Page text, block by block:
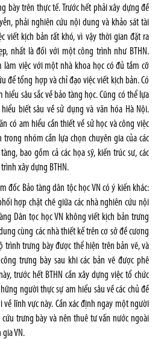
bày trên thực tế. Trước hết phải xây dựng đề
phải nghiên cứu nội dung và khảo sát tài
viết kịch bản rất khó, vì vậy thời gian đặt ra
nhất là đối với một công trình như BTHN.
việc với một nhà khoa học có đủ tầm cỡ
để tổng hợp và chỉ đạo việc viết kịch bản. Có
sâu sắc về bảo tàng học. Cũng có thể lựa
biết sâu về sử dụng và văn hóa Hà Nội.
có am hiểu cần thiết về sử học và công việc
nhóm cần lựa chọn chuyên gia của các
bao gồm cả các họa sỹ, kiến trúc sư, các
xây dựng BTHN.
đốc Bảo tàng dân tộc học VN có ý kiến khác:
hợp chặt chẽ giữa các nhà nghiên cứu nội
Dân tọc học VN không viết kịch bản trưng
cùng các nhà thiết kế trên cơ sở đề cương
trình trưng bày được thể hiện trên bản vẽ, và
trưng bày sau khi các bản vẽ được phê
trước hết BTHN cần xây dựng việc tổ chức
người thực sự am hiểu sâu về các chủ đề
lĩnh vực này. Cần xác định ngay một người
trưng bày và nên thuê tư vấn nước ngoài
VN.